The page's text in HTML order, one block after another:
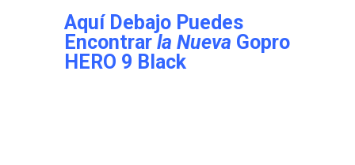
Aquí Debajo Puedes
Encontrar la Nueva Gopro
HERO 9 Black